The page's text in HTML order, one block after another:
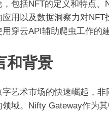
，包括NFT的定义和特点
应用以及数据洞察力对
穿云API辅助爬虫工作的建
和背景
字艺术市场的快速崛起，
领域。Nifty Gateway作为